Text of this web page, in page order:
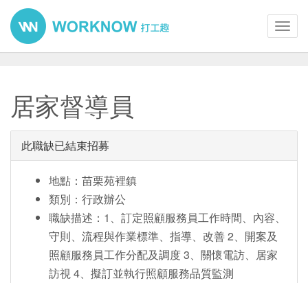
居家督導員
此職缺已結束招募
地點：苗栗苑裡鎮
類別：行政辦公
職缺描述：1、訂定照顧服務員工作時間、內容、
守則、流程與作業標準、指導、改善 2、開案及
照顧服務員工作分配及調度 3、關懷電訪、居家
訪視 4、擬訂並執行照顧服務品質監測